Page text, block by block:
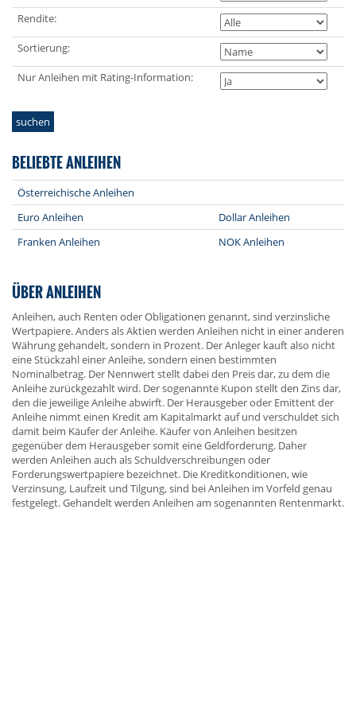
Rendite:
Sortierung:
Nur Anleihen mit Rating-Information:
suchen
BELIEBTE ANLEIHEN
Österreichische Anleihen
Euro Anleihen
Dollar Anleihen
Franken Anleihen
NOK Anleihen
ÜBER ANLEIHEN
Anleihen, auch Renten oder Obligationen genannt, sind verzinsliche
Wertpapiere. Anders als Aktien werden Anleihen nicht in einer anderen
Währung gehandelt, sondern in Prozent. Der Anleger kauft also nicht
eine Stückzahl einer Anleihe, sondern einen bestimmten
Nominalbetrag. Der Nennwert stellt dabei den Preis dar, zu dem die
Anleihe zurückgezahlt wird. Der sogenannte Kupon stellt den Zins dar,
den die jeweilige Anleihe abwirft. Der Herausgeber oder Emittent der
Anleihe nimmt einen Kredit am Kapitalmarkt auf und verschuldet sich
damit beim Käufer der Anleihe. Käufer von Anleihen besitzen
gegenüber dem Herausgeber somit eine Geldforderung. Daher
werden Anleihen auch als Schuldverschreibungen oder
Forderungswertpapiere bezeichnet. Die Kreditkonditionen, wie
Verzinsung, Laufzeit und Tilgung, sind bei Anleihen im Vorfeld genau
festgelegt. Gehandelt werden Anleihen am sogenannten Rentenmarkt.